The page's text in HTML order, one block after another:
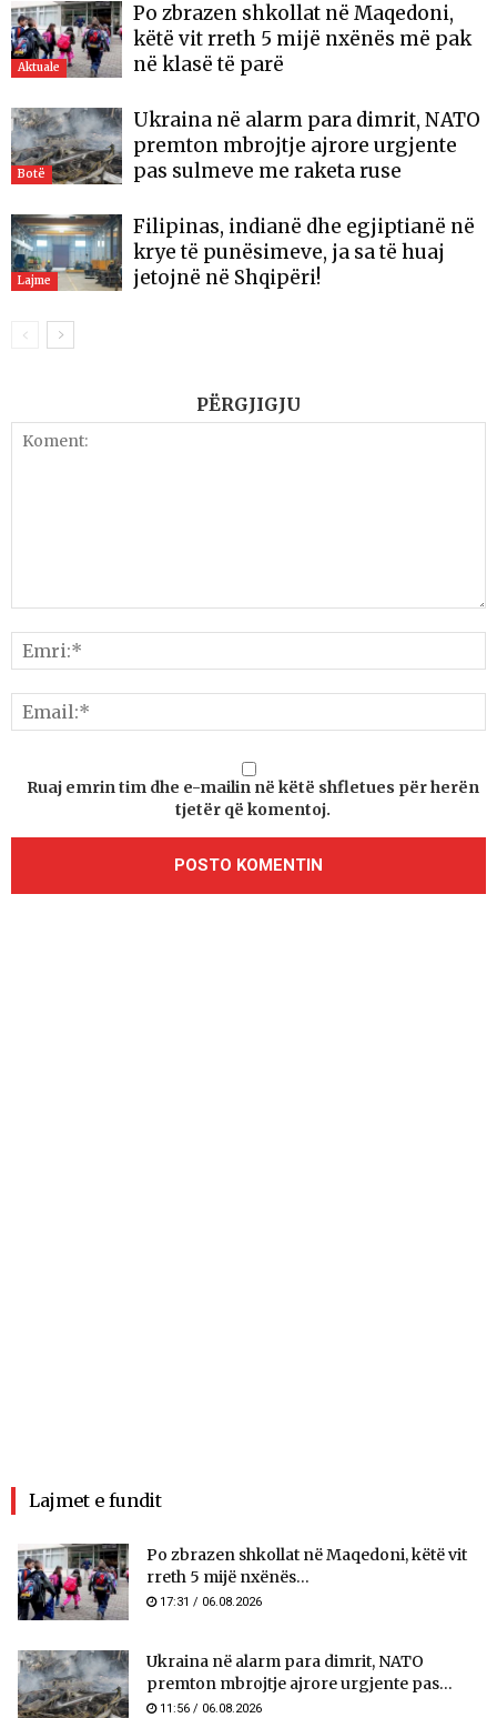
Aktuale
Po zbrazen shkollat në Maqedoni,
këtë vit rreth 5 mijë nxënës më pak
në klasë të parë
Botë
Ukraina në alarm para dimrit, NATO
premton mbrojtje ajrore urgjente
pas sulmeve me raketa ruse
Lajme
Filipinas, indianë dhe egjiptianë në
krye të punësimeve, ja sa të huaj
jetojnë në Shqipëri!
PËRGJIGJU
Ruaj emrin tim dhe e-mailin në këtë shfletues për herën
tjetër që komentoj.
Lajmet e fundit
Po zbrazen shkollat në Maqedoni, këtë vit
rreth 5 mijë nxënës...
17:31 / 06.08.2026
Ukraina në alarm para dimrit, NATO
premton mbrojtje ajrore urgjente pas...
11:56 / 06.08.2026